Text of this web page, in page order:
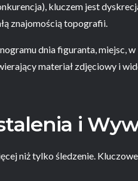
kluczem jest
znajomością topografii.
dnia figuranta, miejsc,
materiał zdjęciowy i
i
niż tylko śledzenie.